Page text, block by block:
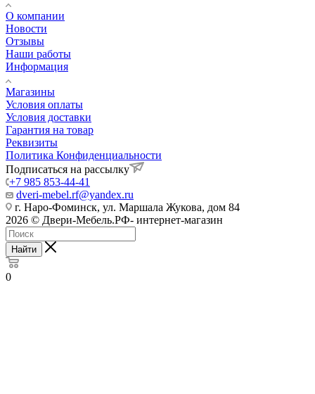
О компании
Новости
Отзывы
Наши работы
Информация
Магазины
Условия оплаты
Условия доставки
Гарантия на товар
Реквизиты
Политика Конфиденциальности
Подписаться на рассылку
+7 985 853-44-41
dveri-mebel.rf@yandex.ru
г. Наро-Фоминск, ул. Маршала Жукова, дом 84
2026 © Двери-Мебель.РФ- интернет-магазин
Найти
0